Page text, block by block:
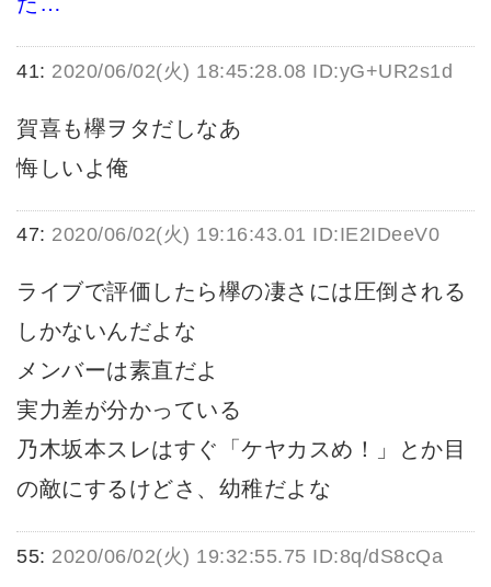
41: 2020/06/02(火) 18:45:28.08 ID:yG+UR2s1d
賀喜も欅ヲタだしなあ
悔しいよ俺
47: 2020/06/02(火) 19:16:43.01 ID:IE2IDeeV0
ライブで評価したら欅の凄さには圧倒される
しかないんだよな
メンバーは素直だよ
実力差が分かっている
乃木坂本スレはすぐ「ケヤカスめ！」とか目
の敵にするけどさ、幼稚だよな
55: 2020/06/02(火) 19:32:55.75 ID:8q/dS8cQa